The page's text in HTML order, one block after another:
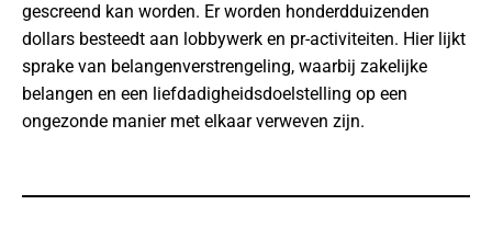
gescreend kan worden. Er worden honderdduizenden
dollars besteedt aan lobbywerk en pr-activiteiten. Hier lijkt
sprake van belangenverstrengeling, waarbij zakelijke
belangen en een liefdadigheidsdoelstelling op een
ongezonde manier met elkaar verweven zijn.